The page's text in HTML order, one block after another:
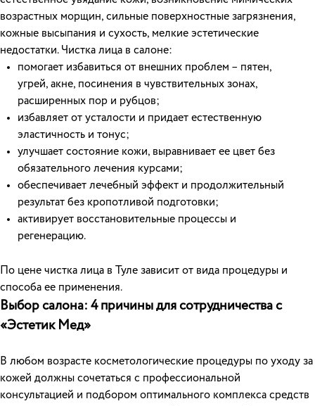
возрастных морщин, сильные поверхностные загрязнения,
кожные высыпания и сухость, мелкие эстетические
недостатки. Чистка лица в салоне:
помогает избавиться от внешних проблем – пятен,
угрей, акне, посинения в чувствительных зонах,
расширенных пор и рубцов;
избавляет от усталости и придает естественную
эластичность и тонус;
улучшает состояние кожи, выравнивает ее цвет без
обязательного лечения курсами;
обеспечивает лечебный эффект и продолжительный
результат без кропотливой подготовки;
активирует восстановительные процессы и
регенерацию.
По цене чистка лица в Туле зависит от вида процедуры и
способа ее применения.
Выбор салона: 4 причины для сотрудничества с
«Эстетик Мед»
В любом возрасте косметологические процедуры по уходу за
кожей должны сочетаться с профессиональной
консультацией и подбором оптимального комплекса средств